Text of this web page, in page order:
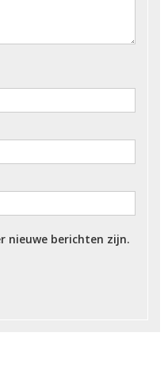
nieuwe berichten zijn.